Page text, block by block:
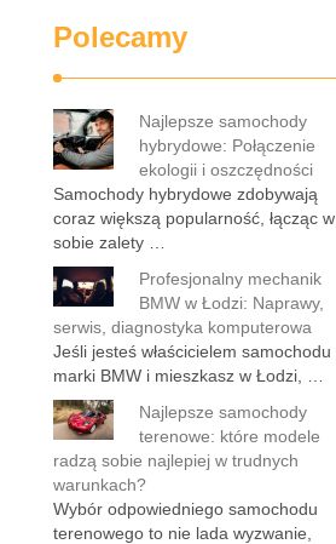
Polecamy
Najlepsze samochody
hybrydowe: Połączenie
ekologii i oszczędności
Samochody hybrydowe zdobywają
coraz większą popularność, łącząc w
sobie zalety …
Profesjonalny mechanik
BMW w Łodzi: Naprawy,
serwis, diagnostyka komputerowa
Jeśli jesteś właścicielem samochodu
marki BMW i mieszkasz w Łodzi, …
Najlepsze samochody
terenowe: które modele
radzą sobie najlepiej w trudnych
warunkach?
Wybór odpowiedniego samochodu
terenowego to nie lada wyzwanie,